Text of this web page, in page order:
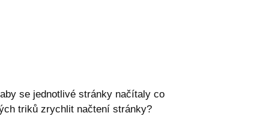
se jednotlivé stránky načítaly co
triků zrychlit načtení stránky?